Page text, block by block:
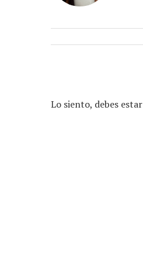
Lo siento, debes estar